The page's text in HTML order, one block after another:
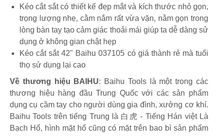
Kéo cắt sắt có thiết kế đẹp mắt và kích thước nhỏ gọn,
trọng lượng nhẹ, cằm nắm rất vừa vặn, nằm gọn trong
lòng bàn tay tạo cảm giác thoải mái giúp ta dễ dàng sử
dụng ở không gian chật hẹp
Kéo cắt sắt 42" Baihu 037105 có giá thành rẻ mà tuổi
thọ sử dụng lại cao
Về thương hiệu BAIHU: Baihu Tools là một trong các
thương hiệu hàng đầu Trung Quốc với các sản phẩm
dụng cụ cầm tay cho người dùng gia đình, xưởng cơ khí.
Baihu Tools trên tiếng Trung là 白虎 - Tiếng Hán việt Là
Bạch Hổ, hình mặt hổ cũng có mặt trên bao bì sản phẩm